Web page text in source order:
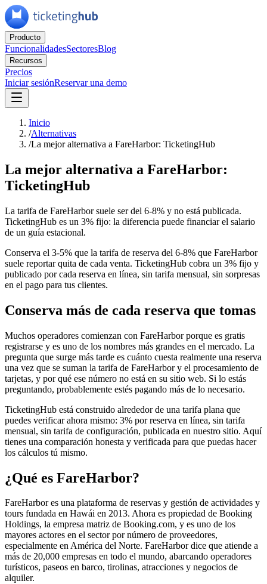
Producto
FuncionalidadesSectoresBlog
Recursos
Precios
Iniciar sesiónReservar una demo
Inicio
/Alternativas
/La mejor alternativa a FareHarbor: TicketingHub
La mejor alternativa a FareHarbor:
TicketingHub
La tarifa de FareHarbor suele ser del 6-8% y no está publicada.
TicketingHub es un 3% fijo: la diferencia puede financiar el salario
de un guía estacional.
Conserva el 3-5% que la tarifa de reserva del 6-8% que FareHarbor
suele reportar quita de cada venta. TicketingHub cobra un 3% fijo y
publicado por cada reserva en línea, sin tarifa mensual, sin sorpresas
en el pago para tus clientes.
Conserva más de cada reserva que tomas
Muchos operadores comienzan con FareHarbor porque es gratis
registrarse y es uno de los nombres más grandes en el mercado. La
pregunta que surge más tarde es cuánto cuesta realmente una reserva
una vez que se suman la tarifa de FareHarbor y el procesamiento de
tarjetas, y por qué ese número no está en su sitio web. Si lo estás
preguntando, probablemente estés pagando más de lo necesario.
TicketingHub está construido alrededor de una tarifa plana que
puedes verificar ahora mismo: 3% por reserva en línea, sin tarifa
mensual, sin tarifa de configuración, publicada en nuestro sitio. Aquí
tienes una comparación honesta y verificada para que puedas hacer
los cálculos tú mismo.
¿Qué es FareHarbor?
FareHarbor es una plataforma de reservas y gestión de actividades y
tours fundada en Hawái en 2013. Ahora es propiedad de Booking
Holdings, la empresa matriz de Booking.com, y es uno de los
mayores actores en el sector por número de proveedores,
especialmente en América del Norte. FareHarbor dice que atiende a
más de 20,000 empresas en todo el mundo, abarcando operadores
turísticos, paseos en barco, tirolinas, atracciones y negocios de
alquiler.